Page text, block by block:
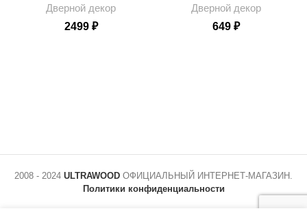
(1110x89x30)
Дверной декор
2499 ₽
(95x95x18)
Дверной декор
649 ₽
2008 - 2024 ULTRAWOOD ОФИЦИАЛЬНЫЙ ИНТЕРНЕТ-МАГАЗИН.
Политики конфиденциальности